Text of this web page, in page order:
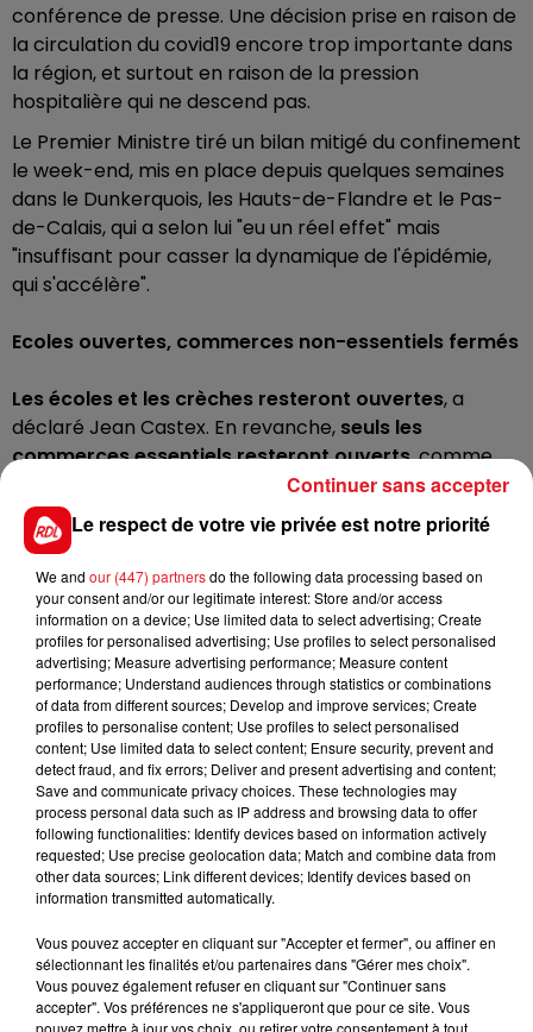
conférence de presse. Une décision prise en raison de
la circulation du covid19 encore trop importante dans
la région, et surtout en raison de la pression
hospitalière qui ne descend pas.
Le Premier Ministre tiré un bilan mitigé du confinement
le week-end, mis en place depuis quelques semaines
dans le Dunkerquois, les Hauts-de-Flandre et le Pas-
de-Calais, qui a selon lui "eu un réel effet" mais
"insuffisant pour casser la dynamique de l'épidémie,
qui s'accélère".
Ecoles ouvertes, commerces non-essentiels fermés
Les écoles et les crèches resteront ouvertes, a
déclaré Jean Castex. En revanche, seuls les
commerces essentiels resteront ouverts, comme
lors des deux premiers confinements.
Le confinement marque le retour de l’attestation de
déplacements. Les conditions de sortie seront plus
souples, avec desbalades autorisées sans limitation
de durée, dans un rayon de 10 km. En revancheles
déplacements inter-régionaux sont interdits, sauf
motifs impérieux. Par ailleurs,le couvre-feu va
passer à 19h dans l'ensemble de la métropole à
partir de samedi.
FIL D'ACTUS
Le respect de votre vie privée est notre priorité
We and our (447) partnersdo the following data processing based on
your consent and/or our legitimate interest: Store and/or access
information on a device; Use limited data to select advertising; Create
profiles for personalised advertising; Use profiles to select personalised
advertising; Measure advertising performance; Measure content
performance; Understand audiences through statistics or combinations
of data from different sources; Develop and improve services; Create
profiles to personalise content; Use profiles to select personalised
content; Use limited data to select content; Ensure security, prevent and
detect fraud, and fix errors; Deliver and present advertising and content;
Save and communicate privacy choices. These technologies may
process personal data such as IP address and browsing data to offer
following functionalities: Identify devices based on information actively
requested; Use precise geolocation data; Match and combine data from
other data sources; Link different devices; Identify devices based on
information transmitted automatically.
Vous pouvez accepter en cliquant sur "Accepter et fermer", ou affiner en
sélectionnant les finalités et/ou partenaires dans "Gérer mes choix".
Vous pouvez également refuser en cliquant sur "Continuer sans
accepter". Vos préférences ne s'appliqueront que pour ce site. Vous
pouvez mettre à jour vos choix, ou retirer votre consentement à tout
Continuer sans accepter